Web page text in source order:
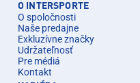
O INTERSPORTE
O spoločnosti
Naše predajne
Exkluzívne značky
Udržateľnosť
Pre médiá
Kontakt